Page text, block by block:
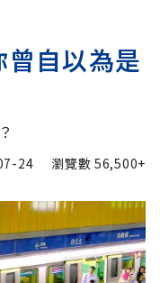
自以為是
24 瀏覽數56,500+